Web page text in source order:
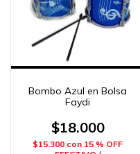
Bombo Azul en Bolsa
Faydi
$18.000
$15.300 con 15 % OFF